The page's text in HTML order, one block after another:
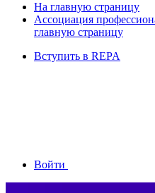
На главную страницу
Ассоциация
главную страницу
Вступить в REPA
Войти